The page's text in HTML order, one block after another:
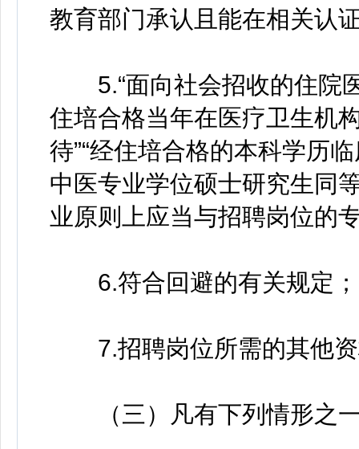
教育部门承认且能在相关认
5.“面向社会招收的住院
住培合格当年在医疗卫生机
待”“经住培合格的本科学历
中医专业学位硕士研究生同
业原则上应当与招聘岗位的
6.符合回避的有关规定；
7.招聘岗位所需的其他资
（三）凡有下列情形之一